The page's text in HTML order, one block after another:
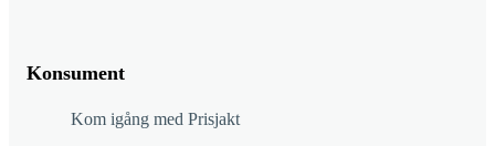
Konsument
Kom igång med Prisjakt